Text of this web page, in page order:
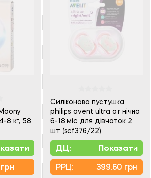
8 кг, 58
Силіконова пустушка
philips avent ultra air нічна
6-18 міс для дівчаток 2
шт (scf376/22)
ДЦ: Показати
PPЦ: 399.60 грн